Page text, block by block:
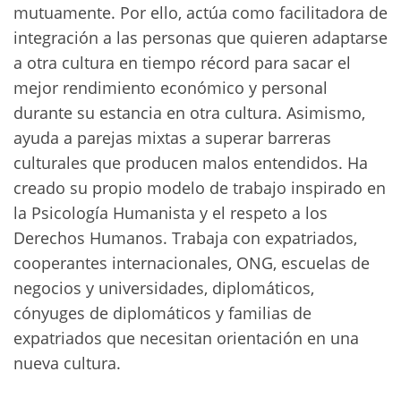
mutuamente. Por ello, actúa como facilitadora de
integración a las personas que quieren adaptarse
a otra cultura en tiempo récord para sacar el
mejor rendimiento económico y personal
durante su estancia en otra cultura. Asimismo,
ayuda a parejas mixtas a superar barreras
culturales que producen malos entendidos. Ha
creado su propio modelo de trabajo inspirado en
la Psicología Humanista y el respeto a los
Derechos Humanos. Trabaja con expatriados,
cooperantes internacionales, ONG, escuelas de
negocios y universidades, diplomáticos,
cónyuges de diplomáticos y familias de
expatriados que necesitan orientación en una
nueva cultura.